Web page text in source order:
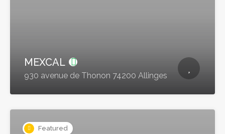
MEXCAL
930 avenue de Thonon 74200 Allinges
Featured